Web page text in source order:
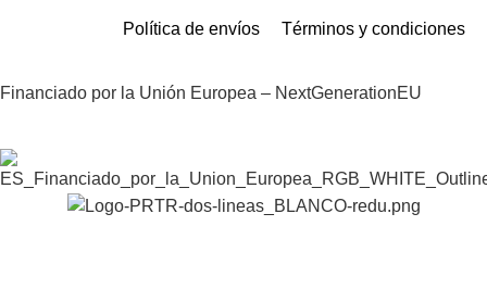
Política de envíos Términos y condiciones
Financiado por la Unión Europea – NextGenerationEU